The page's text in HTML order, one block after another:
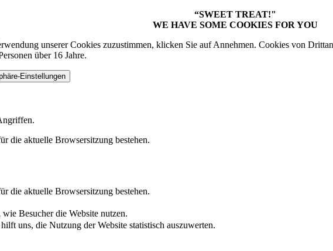
“SWEET TREAT!"
WE HAVE SOME COOKIES FOR YOU
unserer Cookies zuzustimmen, klicken Sie auf Annehmen. Cookies von
über 16 Jahre.
Einstellungen
die aktuelle Browsersitzung bestehen.
die aktuelle Browsersitzung bestehen.
Besucher die Website nutzen.
uns, die Nutzung der Website statistisch auszuwerten.